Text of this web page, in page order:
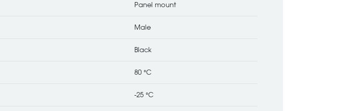
Panel mount
Male
Black
80 °C
-25 °C